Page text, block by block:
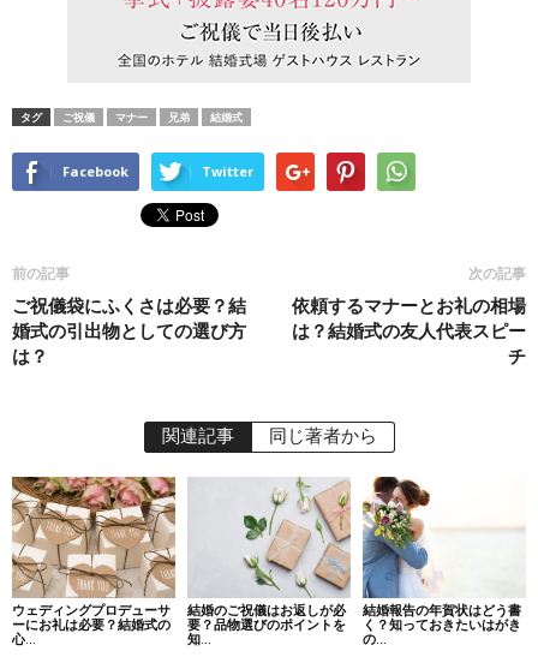
タグ ご祝儀 マナー 兄弟 結婚式
Facebook Twitter
前の記事
ご祝儀袋にふくさは必要？結
婚式の引出物としての選び方
は？
次の記事
依頼するマナーとお礼の相場
は？結婚式の友人代表スピー
チ
関連記事 同じ著者から
ウェディングプロデューサ
ーにお礼は必要？結婚式の
心...
結婚のご祝儀はお返しが必
要？品物選びのポイントを
知...
結婚報告の年賀状はどう書
く？知っておきたいはがき
の...